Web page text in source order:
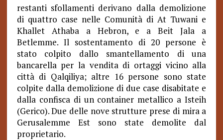
restanti sfollamenti derivano dalla demolizione
di quattro case nelle Comunità di At Tuwani e
Khallet Athaba a Hebron, e a Beit Jala a
Betlemme. Il sostentamento di 20 persone è
stato colpito dallo smantellamento di una
bancarella per la vendita di ortaggi vicino alla
città di Qalqiliya; altre 16 persone sono state
colpite dalla demolizione di due case disabitate e
dalla confisca di un container metallico a Isteih
(Gerico). Due delle nove strutture prese di mira a
Gerusalemme Est sono state demolite dal
proprietario.